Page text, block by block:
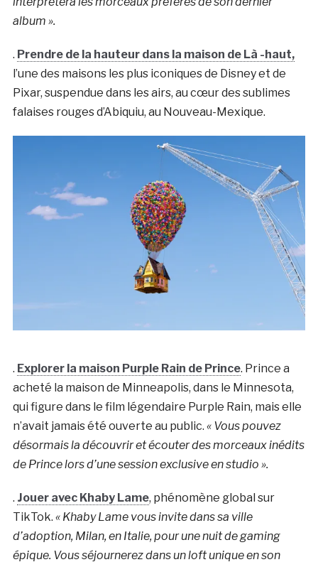
album ».
. Prendre de la hauteur dans la maison de Là -haut,
l’une des maisons les plus iconiques de Disney et de
Pixar, suspendue dans les airs, au cœur des sublimes
falaises rouges d’Abiquiu, au Nouveau-Mexique.
. Explorer la maison Purple Rain de Prince. Prince a
acheté la maison de Minneapolis, dans le Minnesota,
qui figure dans le film légendaire Purple Rain, mais elle
n’avait jamais été ouverte au public. « Vous pouvez
désormais la découvrir et écouter des morceaux inédits
de Prince lors d’une session exclusive en studio ».
. Jouer avec Khaby Lame, phénomène global sur
TikTok. « Khaby Lame vous invite dans sa ville
d’adoption, Milan, en Italie, pour une nuit de gaming
épique. Vous séjournerez dans un loft unique en son